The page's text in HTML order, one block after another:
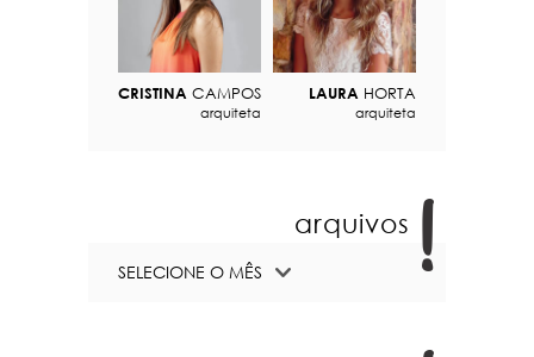
CRISTINA CAMPOS
arquiteta
LAURA HORTA
arquiteta
arquivos